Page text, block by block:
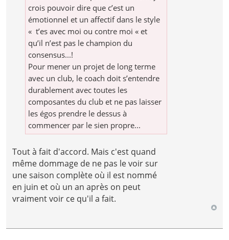
crois pouvoir dire que c’est un
émotionnel et un affectif dans le style
« t’es avec moi ou contre moi « et
qu’il n’est pas le champion du
consensus...!
Pour mener un projet de long terme
avec un club, le coach doit s’entendre
durablement avec toutes les
composantes du club et ne pas laisser
les égos prendre le dessus à
commencer par le sien propre...
Tout à fait d'accord. Mais c'est quand
même dommage de ne pas le voir sur
une saison complète où il est nommé
en juin et où un an après on peut
vraiment voir ce qu'il a fait.